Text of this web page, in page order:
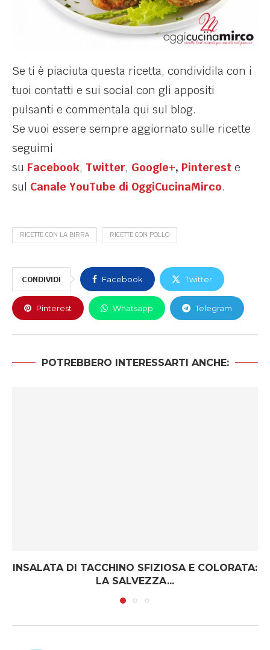
Se ti è piaciuta questa ricetta, condividila con i
tuoi contatti e sui social con gli appositi
pulsanti e commentala qui sul blog.
Se vuoi essere sempre aggiornato sulle ricette
seguimi
su Facebook, Twitter, Google+, Pinterest e
sul Canale YouTube di OggiCucinaMirco.
RICETTE CON LA BIRRA RICETTE CON POLLO
CONDIVIDI Facebook Twitter
Pinterest Whatsapp Telegram
POTREBBERO INTERESSARTI ANCHE:
INSALATA DI TACCHINO SFIZIOSA E COLORATA:
LA SALVEZZA...